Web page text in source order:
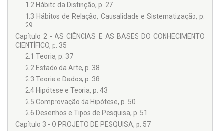
1.2 Hábito da Distinção, p. 27
1.3 Hábitos de Relação, Causalidade e Sistematização, p.
29
Capítulo 2 - AS CIÊNCIAS E AS BASES DO CONHECIMENTO
CIENTÍFICO, p. 35
2.1 Teoria, p. 37
2.2 Estado da Arte, p. 38
2.3 Teoria e Dados, p. 38
2.4 Hipótese e Teoria, p. 43
2.5 Comprovação da Hipótese, p. 50
2.6 Desenhos e Tipos de Pesquisa, p. 51
Capítulo 3 - O PROJETO DE PESQUISA, p. 57